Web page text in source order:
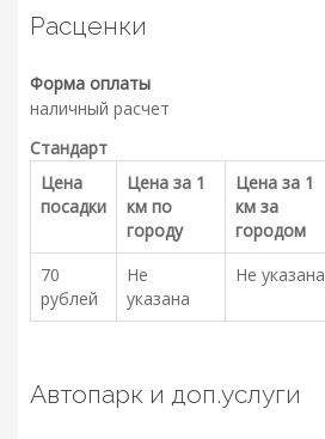
Расценки
Форма оплаты
наличный расчет
Стандарт
Цена
посадки
Цена за 1
км по
городу
Цена за 1
км за
городом
70
рублей
Не
указана
Не указана
Автопарк и доп.услуги